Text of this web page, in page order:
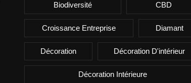
Biodiversité CBD
Croissance Entreprise Diamant
Décoration Décoration D'intérieur
Décoration Intérieure